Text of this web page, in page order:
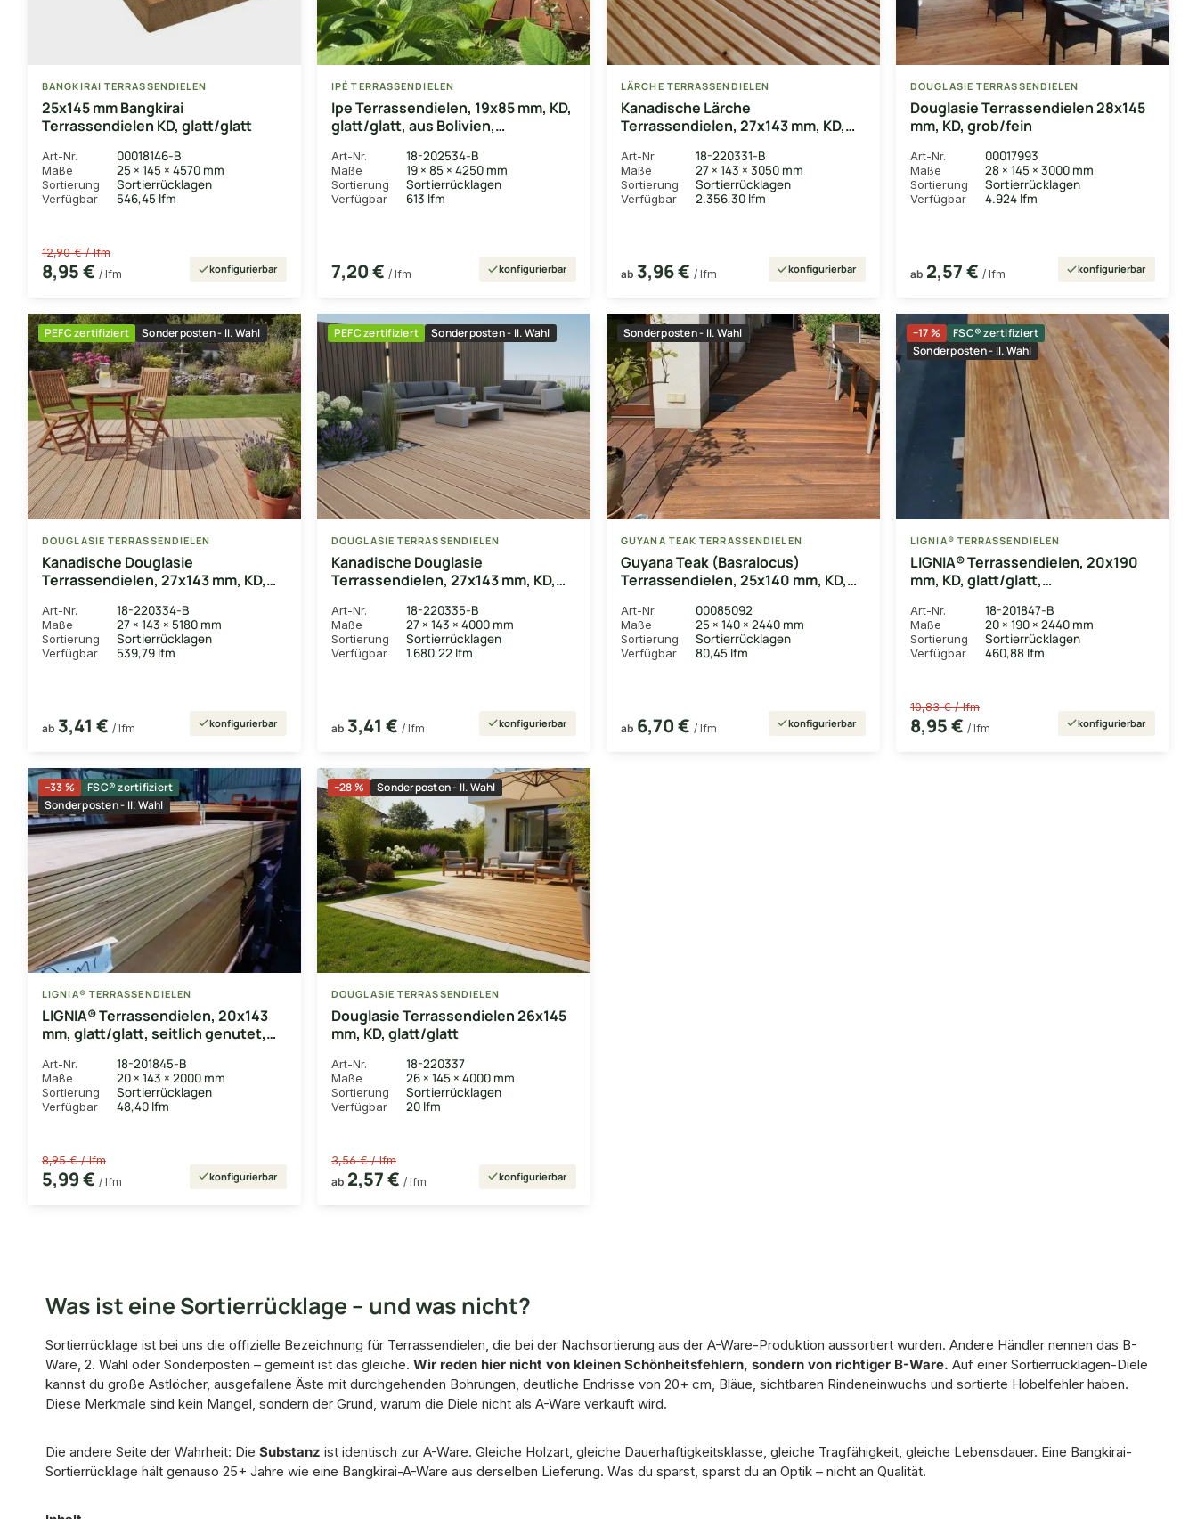
BANGKIRAI TERRASSENDIELEN
25x145 mm Bangkirai
Terrassendielen KD, glatt/glatt
Art-Nr. 00018146-B
Maße 25 × 145 × 4570 mm
Sortierung Sortierrücklagen
Verfügbar 546,45 lfm
12,90 € / lfm
8,95 € / lfm konfigurierbar
IPÉ TERRASSENDIELEN
Ipe Terrassendielen, 19x85 mm, KD,
glatt/glatt, aus Bolivien,
Art-Nr. 18-202534-B
Maße 19 × 85 × 4250 mm
Sortierung Sortierrücklagen
Verfügbar 613 lfm
7,20 € / lfm konfigurierbar
LÄRCHE TERRASSENDIELEN
Kanadische Lärche
Terrassendielen, 27x143 mm, KD,
Art-Nr. 18-220331-B
Maße 27 × 143 × 3050 mm
Sortierung Sortierrücklagen
Verfügbar 2.356,30 lfm
ab 3,96 € / lfm konfigurierbar
DOUGLASIE TERRASSENDIELEN
Douglasie Terrassendielen 28x145
mm, KD, grob/fein
Art-Nr. 00017993
Maße 28 × 145 × 3000 mm
Sortierung Sortierrücklagen
Verfügbar 4.924 lfm
ab 2,57 € / lfm konfigurierbar
Sonderposten - II. Wahl
PEFC zertifiziert
DOUGLASIE TERRASSENDIELEN
Kanadische Douglasie
Terrassendielen, 27x143 mm, KD,
Art-Nr. 18-220334-B
Maße 27 × 143 × 5180 mm
Sortierung Sortierrücklagen
Verfügbar 539,79 lfm
ab 3,41 € / lfm konfigurierbar
Sonderposten - II. Wahl
PEFC zertifiziert
DOUGLASIE TERRASSENDIELEN
Kanadische Douglasie
Terrassendielen, 27x143 mm, KD,
Art-Nr. 18-220335-B
Maße 27 × 143 × 4000 mm
Sortierung Sortierrücklagen
Verfügbar 1.680,22 lfm
ab 3,41 € / lfm konfigurierbar
Sonderposten - II. Wahl
GUYANA TEAK TERRASSENDIELEN
Guyana Teak (Basralocus)
Terrassendielen, 25x140 mm, KD,
Art-Nr. 00085092
Maße 25 × 140 × 2440 mm
Sortierung Sortierrücklagen
Verfügbar 80,45 lfm
ab 6,70 € / lfm konfigurierbar
−17 %
Sonderposten - II. Wahl
FSC® zertifiziert
LIGNIA® TERRASSENDIELEN
LIGNIA® Terrassendielen, 20x190
mm, KD, glatt/glatt,
Art-Nr. 18-201847-B
Maße 20 × 190 × 2440 mm
Sortierung Sortierrücklagen
Verfügbar 460,88 lfm
10,83 € / lfm
8,95 € / lfm konfigurierbar
−33 %
Sonderposten - II. Wahl
FSC® zertifiziert
LIGNIA® TERRASSENDIELEN
LIGNIA® Terrassendielen, 20x143
mm, glatt/glatt, seitlich genutet,
Art-Nr. 18-201845-B
Maße 20 × 143 × 2000 mm
Sortierung Sortierrücklagen
Verfügbar 48,40 lfm
8,95 € / lfm
5,99 € / lfm konfigurierbar
−28 % Sonderposten - II. Wahl
DOUGLASIE TERRASSENDIELEN
Douglasie Terrassendielen 26x145
mm, KD, glatt/glatt
Art-Nr. 18-220337
Maße 26 × 145 × 4000 mm
Sortierung Sortierrücklagen
Verfügbar 20 lfm
3,56 € / lfm
ab 2,57 € / lfm konfigurierbar
Was ist eine Sortierrücklage – und was nicht?
Sortierrücklage ist bei uns die offizielle Bezeichnung für Terrassendielen, die bei der Nachsortierung aus der A-Ware-Produktion aussortiert wurden. Andere Händler nennen das B-
Ware, 2. Wahl oder Sonderposten – gemeint ist das gleiche. Wir reden hier nicht von kleinen Schönheitsfehlern, sondern von richtiger B-Ware. Auf einer Sortierrücklagen-Diele
kannst du große Astlöcher, ausgefallene Äste mit durchgehenden Bohrungen, deutliche Endrisse von 20+ cm, Bläue, sichtbaren Rindeneinwuchs und sortierte Hobelfehler haben.
Diese Merkmale sind kein Mangel, sondern der Grund, warum die Diele nicht als A-Ware verkauft wird.
Die andere Seite der Wahrheit: Die Substanz ist identisch zur A-Ware. Gleiche Holzart, gleiche Dauerhaftigkeitsklasse, gleiche Tragfähigkeit, gleiche Lebensdauer. Eine Bangkirai-
Sortierrücklage hält genauso 25+ Jahre wie eine Bangkirai-A-Ware aus derselben Lieferung. Was du sparst, sparst du an Optik – nicht an Qualität.